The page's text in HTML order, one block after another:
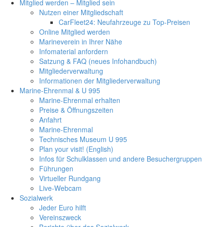
Mitglied werden – Mitglied sein
Nutzen einer Mitgliedschaft
CarFleet24: Neufahrzeuge zu Top-Preisen
Online Mitglied werden
Marineverein in Ihrer Nähe
Infomaterial anfordern
Satzung & FAQ (neues Infohandbuch)
Mitgliederverwaltung
Informationen der Mitgliederverwaltung
Marine-Ehrenmal & U 995
Marine-Ehrenmal erhalten
Preise & Öffnungszeiten
Anfahrt
Marine-Ehrenmal
Technisches Museum U 995
Plan your visit! (English)
Infos für Schulklassen und andere Besuchergruppen
Führungen
Virtueller Rundgang
Live-Webcam
Sozialwerk
Jeder Euro hilft
Vereinszweck